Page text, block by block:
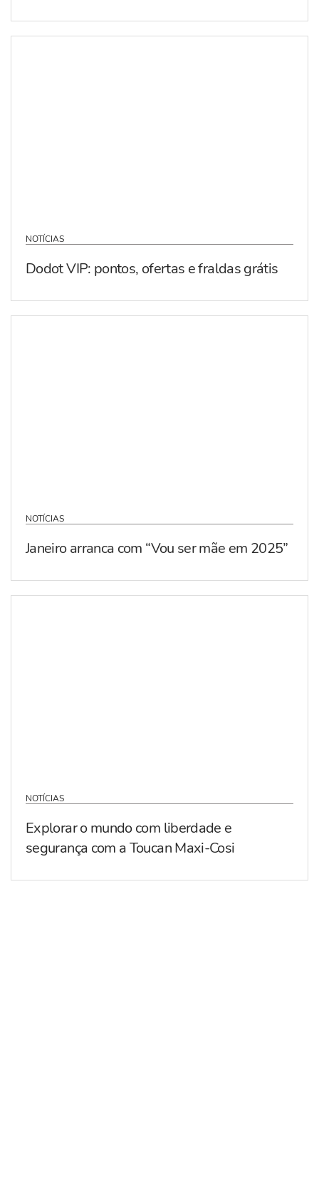
NOTÍCIAS
Dodot VIP: pontos, ofertas e fraldas grátis
NOTÍCIAS
Janeiro arranca com “Vou ser mãe em 2025”
NOTÍCIAS
Explorar o mundo com liberdade e
segurança com a Toucan Maxi-Cosi